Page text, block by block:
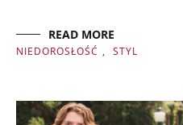
READ MORE
NIEDOROSŁOŚĆ , STYL